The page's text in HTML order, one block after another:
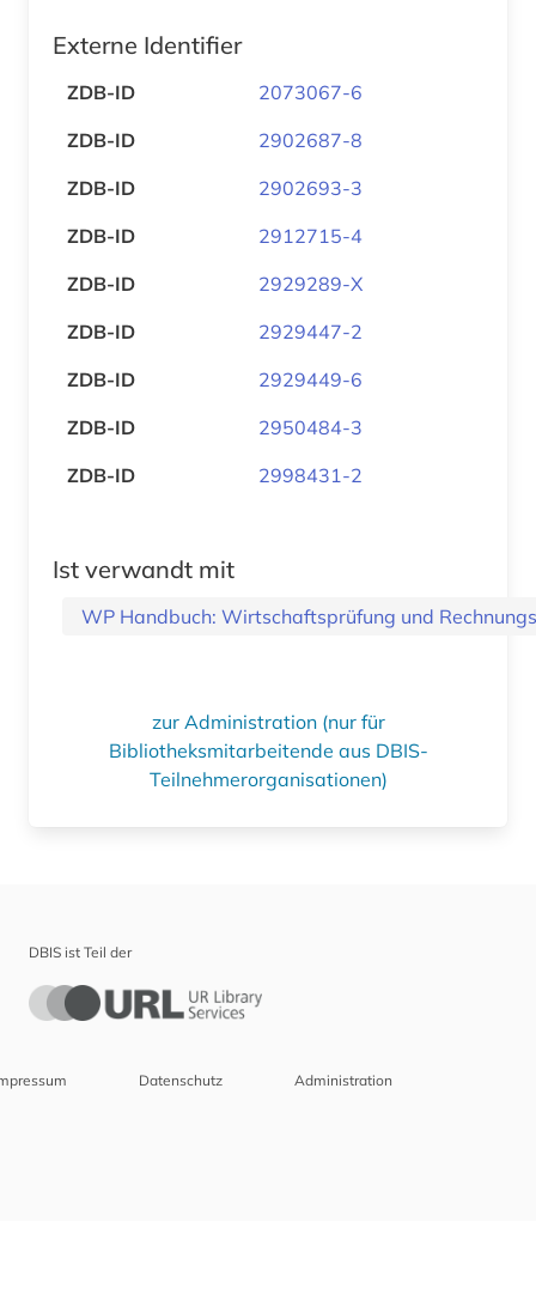
Externe Identifier
ZDB-ID
2073067-6
ZDB-ID
2902687-8
ZDB-ID
2902693-3
ZDB-ID
2912715-4
ZDB-ID
2929289-X
ZDB-ID
2929447-2
ZDB-ID
2929449-6
ZDB-ID
2950484-3
ZDB-ID
2998431-2
Ist verwandt mit
WP Handbuch: Wirtschaftsprüfung und
zur Administration (nur für
Bibliotheksmitarbeitende aus DBIS-
Teilnehmerorganisationen)
DBIS ist Teil der
Datenschutz Administration